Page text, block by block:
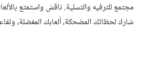
مجتمع للترفيه والتسلية. ناقش واستمتع
شارك لحظاتك المضحكة، ألعابك المفضلة،